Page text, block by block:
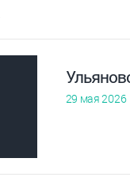
29 мая 2026